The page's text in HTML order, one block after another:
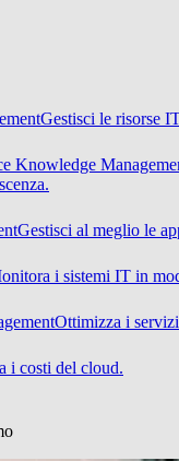
Gestisci le risorse
Knowledge
Gestisci al meglio le
i sistemi IT in
Ottimizza i
i costi del cloud.